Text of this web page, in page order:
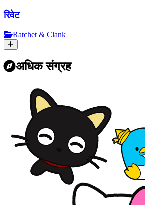
रिवेट
Ratchet & Clank
अधिक संग्रह